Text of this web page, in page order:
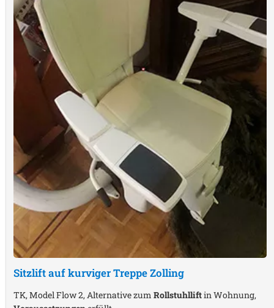
Sitzlift auf kurviger TreppeZolling
TK, Model Flow 2, Alternative zum Rollstuhlliftin Wohnung,